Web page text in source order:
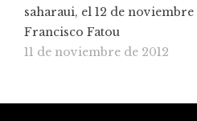
saharaui, el 12 de
Francisco Fatou
11 de noviembre de 2012